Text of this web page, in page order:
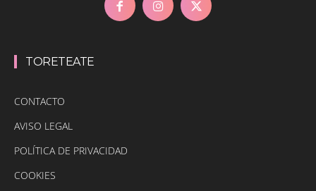
TORETEATE
CONTACTO
AVISO LEGAL
POLÍTICA DE PRIVACIDAD
COOKIES